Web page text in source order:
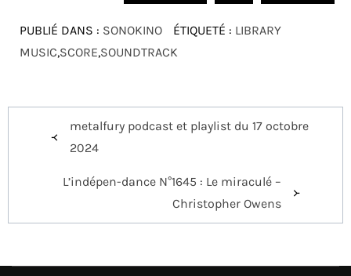
PUBLIÉ DANS : SONOKINO ÉTIQUETÉ : LIBRARY
MUSIC,SCORE,SOUNDTRACK
Navigation
metalfury podcast et playlist du 17 octobre
2024
L’indépen-dance N°1645 : Le miraculé –
Christopher Owens